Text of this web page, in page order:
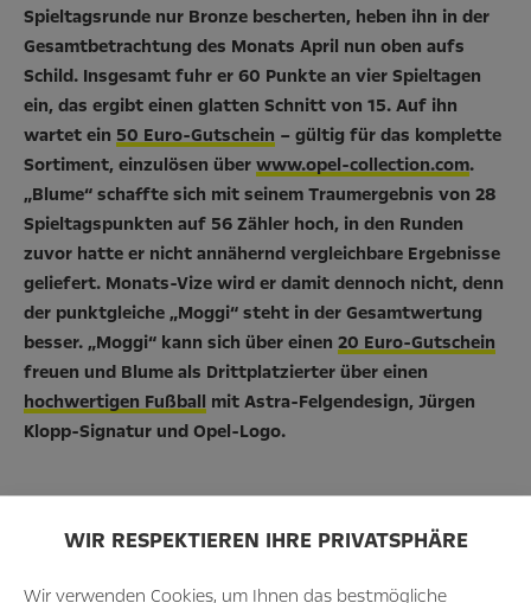
WIR RESPEKTIEREN IHRE PRIVATSPHÄRE
Wir verwenden Cookies, um Ihnen das bestmögliche
Spieltagsrunde nur Bronze bescherten, heben ihn in der
Gesamtbetrachtung des Monats April nun oben aufs
Schild. Insgesamt fuhr er 60 Punkte an vier Spieltagen
ein, das ergibt einen glatten Schnitt von 15. Auf ihn
wartet ein 50 Euro-Gutschein – gültig für das komplette
Sortiment, einzulösen über www.opel-collection.com.
„Blume“ schaffte sich mit seinem Traumergebnis von 28
Spieltagspunkten auf 56 Zähler hoch, in den Runden
zuvor hatte er nicht annähernd vergleichbare Ergebnisse
geliefert. Monats-Vize wird er damit dennoch nicht, denn
der punktgleiche „Moggi“ steht in der Gesamtwertung
besser. „Moggi“ kann sich über einen 20 Euro-Gutschein
freuen und Blume als Drittplatzierter über einen
hochwertigen Fußball mit Astra-Felgendesign, Jürgen
Klopp-Signatur und Opel-Logo.